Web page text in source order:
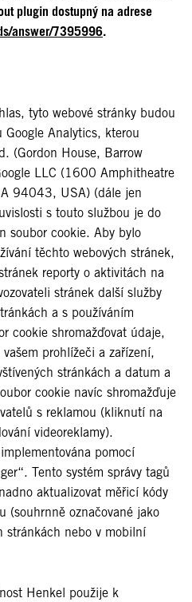
plugin dostupný na adrese
answer/7395996.
tyto webové stránky budou
Analytics, kterou
(Gordon House, Barrow
LLC (1600 Amphitheatre
94043, USA) (dále jen
s touto službou je do
soubor cookie. Aby bylo
těchto webových stránek,
reporty o aktivitách na
stránek další služby
a s používáním
cookie shromažďovat údaje,
prohlížeči a zařízení,
stránkách a datum a
cookie navíc shromažďuje
s reklamou (kliknutí na
videoreklamy).
pomocí
Tento systém správy tagů
aktualizovat měřicí kódy
(souhrnně označované jako
stránkách nebo v mobilní
Henkel použije k